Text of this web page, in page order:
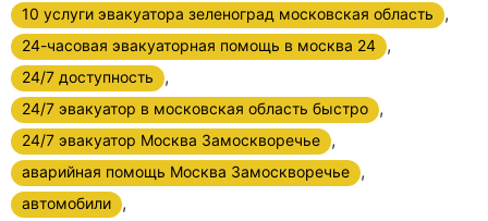
10 услуги эвакуатора зеленоград московская область ,
24-часовая эвакуаторная помощь в москва 24 ,
24/7 доступность ,
24/7 эвакуатор в московская область быстро ,
24/7 эвакуатор Москва Замоскворечье ,
аварийная помощь Москва Замоскворечье ,
автомобили ,